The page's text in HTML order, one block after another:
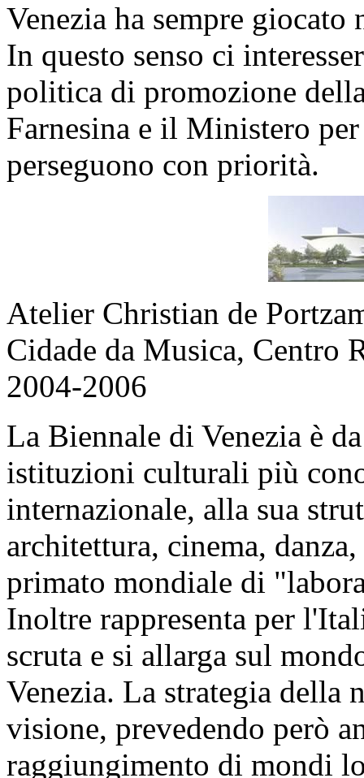
Venezia ha sempre
In questo senso ci
politica di promozione
Farnesina e il Ministero
perseguono con priorità.
Atelier Christian de
Cidade da Musica, Centro
2004-2006
La Biennale di Venezia è
istituzioni culturali più
internazionale, alla sua
architettura, cinema,
primato mondiale di
Inoltre rappresenta per
scruta e si allarga sul
Venezia. La strategia della
visione, prevedendo però
raggiungimento di mondi